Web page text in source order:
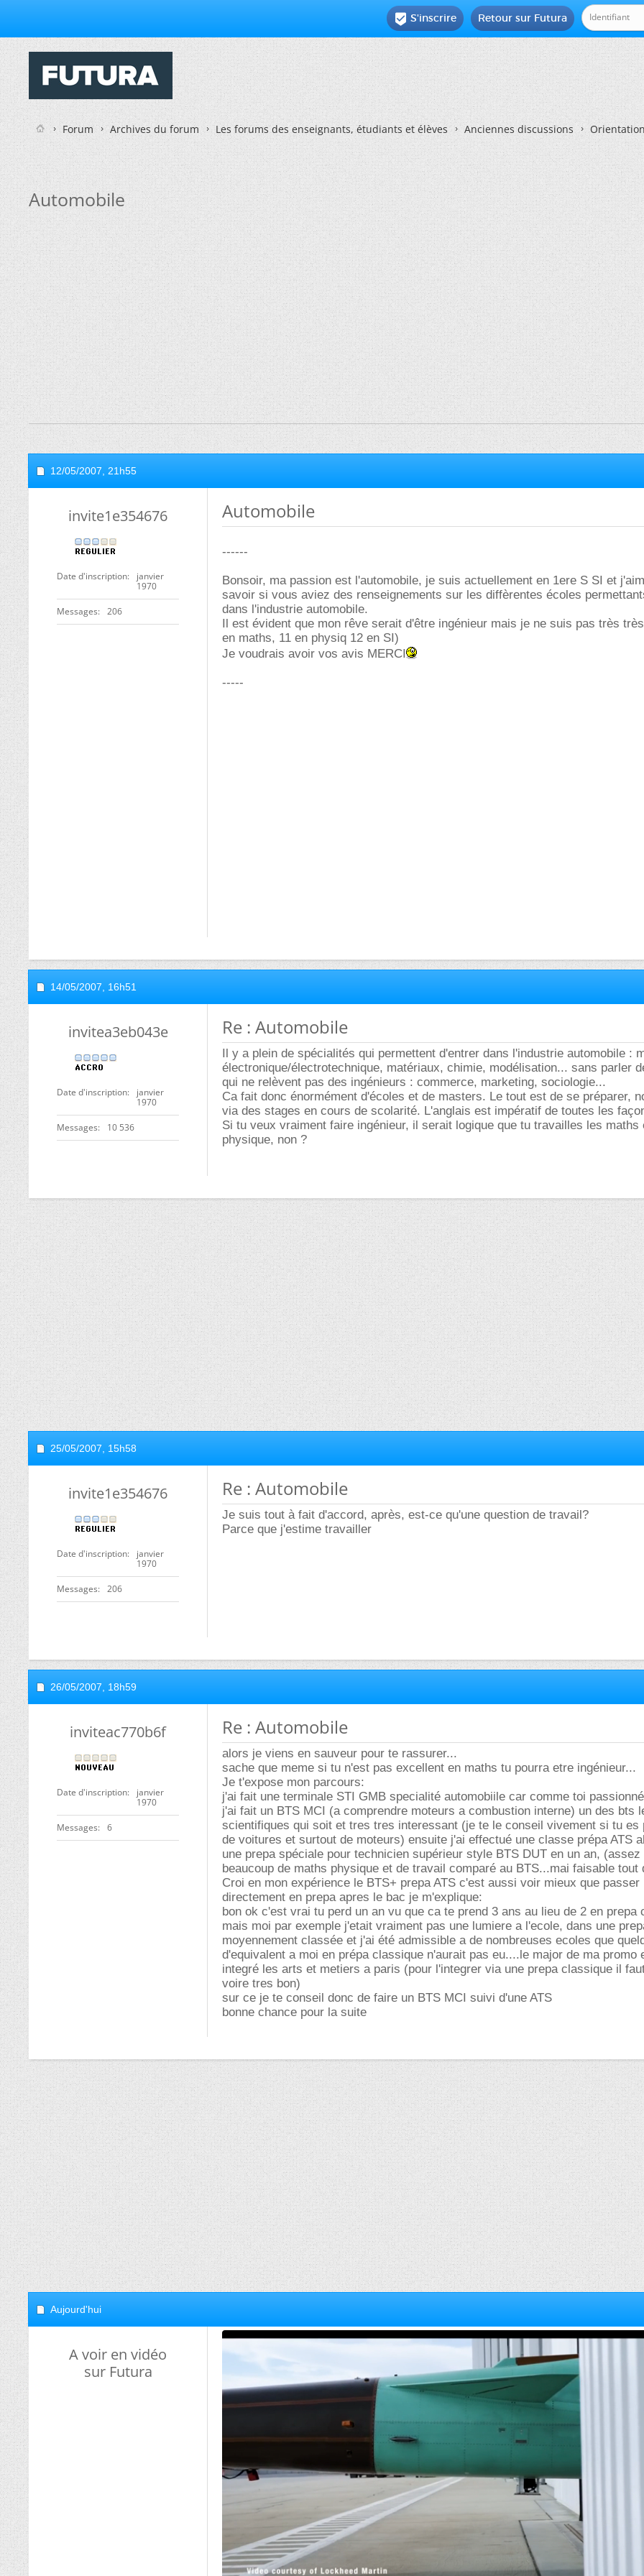
Retour sur Futura
 S'inscrire
Forum Archives du forum Les forums des enseignants, étudiants et élèves Anciennes discussions
Automobile
12/05/2007, 21h55
invite1e354676
Date d'inscription
janvier
1970
Messages 206
Automobile
------
Bonsoir, ma passion est l'automobile, je suis actuellement en 1ere S SI et
savoir si vous aviez des renseignements sur les diffèrentes écoles
dans l'industrie automobile.
Il est évident que mon rêve serait d'être ingénieur mais je ne suis pas très
en maths, 11 en physiq 12 en SI)
Je voudrais avoir vos avis MERCI
-----
14/05/2007, 16h51
invitea3eb043e
Date d'inscription
janvier
1970
Messages 10 536
Re : Automobile
Il y a plein de spécialités qui permettent d'entrer dans l'industrie automobile :
électronique/électrotechnique, matériaux, chimie, modélisation... sans parler
qui ne relèvent pas des ingénieurs : commerce, marketing, sociologie...
Ca fait donc énormément d'écoles et de masters. Le tout est de se préparer,
via des stages en cours de scolarité. L'anglais est impératif de toutes les
Si tu veux vraiment faire ingénieur, il serait logique que tu travailles les maths
physique, non ?
25/05/2007, 15h58
invite1e354676
Date d'inscription
janvier
1970
Messages 206
Re : Automobile
Je suis tout à fait d'accord, après, est-ce qu'une question de travail?
Parce que j'estime travailler
26/05/2007, 18h59
inviteac770b6f
Date d'inscription
janvier
1970
Messages 6
Re : Automobile
alors je viens en sauveur pour te rassurer...
sache que meme si tu n'est pas excellent en maths tu pourra etre ingénieur...
Je t'expose mon parcours:
j'ai fait une terminale STI GMB specialité automobiile car comme toi
j'ai fait un BTS MCI (a comprendre moteurs a combustion interne) un des bts
scientifiques qui soit et tres tres interessant (je te le conseil vivement si tu es
de voitures et surtout de moteurs) ensuite j'ai effectué une classe prépa ATS
une prepa spéciale pour technicien supérieur style BTS DUT en un an,
beaucoup de maths physique et de travail comparé au BTS...mai faisable tout
Croi en mon expérience le BTS+ prepa ATS c'est aussi voir mieux que passer
directement en prepa apres le bac je m'explique:
bon ok c'est vrai tu perd un an vu que ca te prend 3 ans au lieu de 2 en prepa
mais moi par exemple j'etait vraiment pas une lumiere a l'ecole, dans une
moyennement classée et j'ai été admissible a de nombreuses ecoles que
d'equivalent a moi en prépa classique n'aurait pas eu....le major de ma promo
integré les arts et metiers a paris (pour l'integrer via une prepa classique il
voire tres bon)
sur ce je te conseil donc de faire un BTS MCI suivi d'une ATS
bonne chance pour la suite
Aujourd'hui
A voir en vidéo
sur Futura